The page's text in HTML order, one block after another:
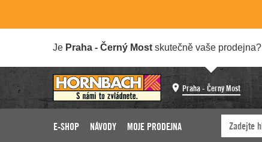
Je Praha - Černý Most skutečně vaše prodejna?
Praha - Černý Most
E-SHOP NÁVODY MOJE PRODEJNA